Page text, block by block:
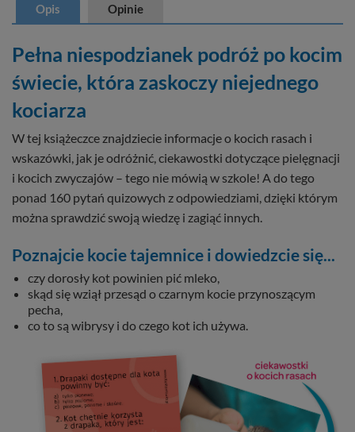
Opis Opinie
Pełna niespodzianek podróż po kocim
świecie, która zaskoczy niejednego
kociarza
W tej książeczce znajdziecie informacje o kocich rasach i
wskazówki, jak je odróżnić, ciekawostki dotyczące pielęgnacji
i kocich zwyczajów – tego nie mówią w szkole! A do tego
ponad 160 pytań quizowych z odpowiedziami, dzięki którym
można sprawdzić swoją wiedzę i zagiąć innych.
Poznajcie kocie tajemnice i dowiedzcie się...
czy dorosły kot powinien pić mleko,
skąd się wziął przesąd o czarnym kocie przynoszącym
pecha,
co to są wibrysy i do czego kot ich używa.